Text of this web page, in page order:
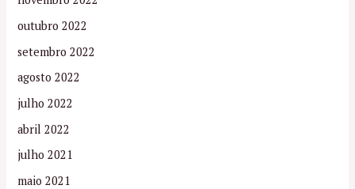
outubro 2022
setembro 2022
agosto 2022
julho 2022
abril 2022
julho 2021
maio 2021